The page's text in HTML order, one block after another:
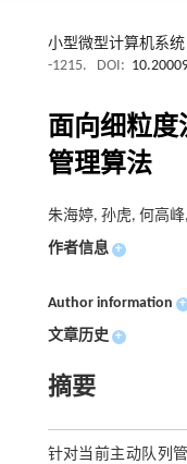
小型微型计算机系统
-1215.
DOI:
面向细粒
管理算法
朱海婷, 孙虎, 何高
作者信息 +
Author information +
文章历史 +
摘要
针对当前主动队列